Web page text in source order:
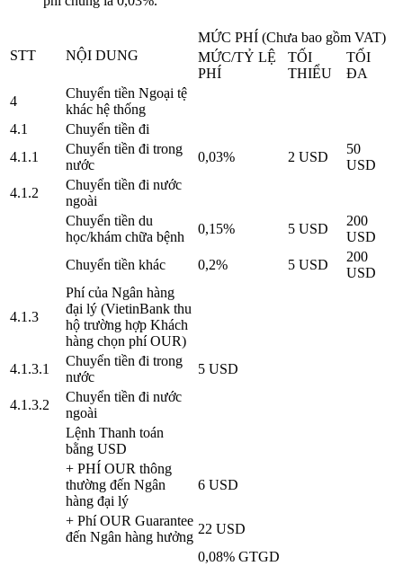
STT NỘI DUNG
MỨC PHÍ (Chưa bao gồm VAT)
MỨC/TỶ LỆ
PHÍ
TỐI
THIỂU
TỐI
ĐA
4
Chuyển tiền Ngoại tệ
khác hệ thống
4.1
Chuyển tiền đi
4.1.1
Chuyển tiền đi trong
nước
0,03% 2 USD
50
USD
4.1.2
Chuyển tiền đi nước
ngoài
Chuyển tiền du
học/khám chữa bệnh
0,15% 5 USD
200
USD
Chuyển tiền khác
0,2% 5 USD
200
USD
4.1.3
Phí của Ngân hàng
đại lý (VietinBank thu
hộ trường hợp Khách
hàng chọn phí OUR)
4.1.3.1
Chuyển tiền đi trong
nước
5 USD
4.1.3.2
Chuyển tiền đi nước
ngoài
Lệnh Thanh toán
bằng USD
+ PHÍ OUR thông
thường đến Ngân
hàng đại lý
6 USD
+ Phí OUR Guarantee
đến Ngân hàng hưởng
22 USD
0,08% GTGD